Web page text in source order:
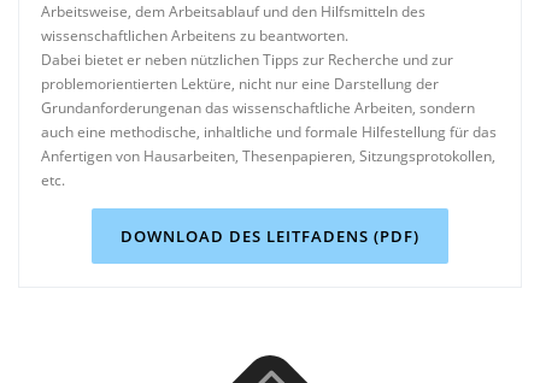
Arbeitsweise, dem Arbeitsablauf und den Hilfsmitteln des
wissenschaftlichen Arbeitens zu beantworten.
Dabei bietet er neben nützlichen Tipps zur Recherche und zur
problemorientierten Lektüre, nicht nur eine Darstellung der
Grundanforderungenan das wissenschaftliche Arbeiten, sondern
auch eine methodische, inhaltliche und formale Hilfestellung für das
Anfertigen von Hausarbeiten, Thesenpapieren, Sitzungsprotokollen,
etc.
DOWNLOAD DES LEITFADENS (PDF)
Inhalte des Bachelor-Studiums (GPO 2016)